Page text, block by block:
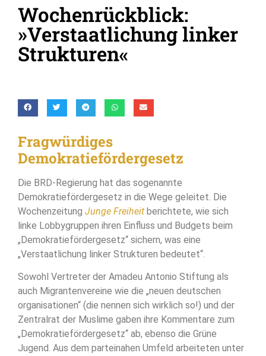
Wochenrückblick:
»Verstaatlichung linker
Strukturen«
Fragwürdiges
Demokratiefördergesetz
Die BRD-Regierung hat das sogenannte
Demokratiefördergesetz in die Wege geleitet. Die
Wochenzeitung Junge Freiheit berichtete, wie sich
linke Lobbygruppen ihren Einfluss und Budgets beim
„Demokratiefördergesetz“ sichern, was eine
„Verstaatlichung linker Strukturen bedeutet“.
Sowohl Vertreter der Amadeu Antonio Stiftung als
auch Migrantenvereine wie die „neuen deutschen
organisationen“ (die nennen sich wirklich so!) und der
Zentralrat der Muslime gaben ihre Kommentare zum
„Demokratiefördergesetz“ ab, ebenso die Grüne
Jugend. Aus dem parteinahen Umfeld arbeiteten unter